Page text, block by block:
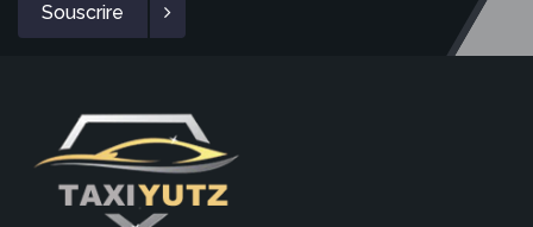
Souscrire